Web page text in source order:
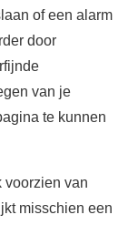
of een alarm
door
van je
te kunnen
voorzien van
misschien een